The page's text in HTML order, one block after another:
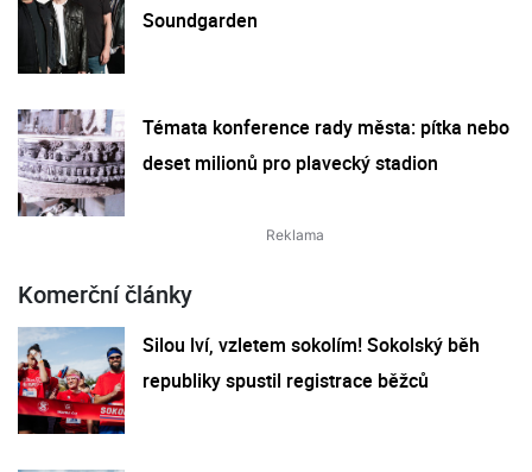
Soundgarden
Témata konference rady města: pítka nebo
deset milionů pro plavecký stadion
Komerční články
Silou lví, vzletem sokolím! Sokolský běh
republiky spustil registrace běžců